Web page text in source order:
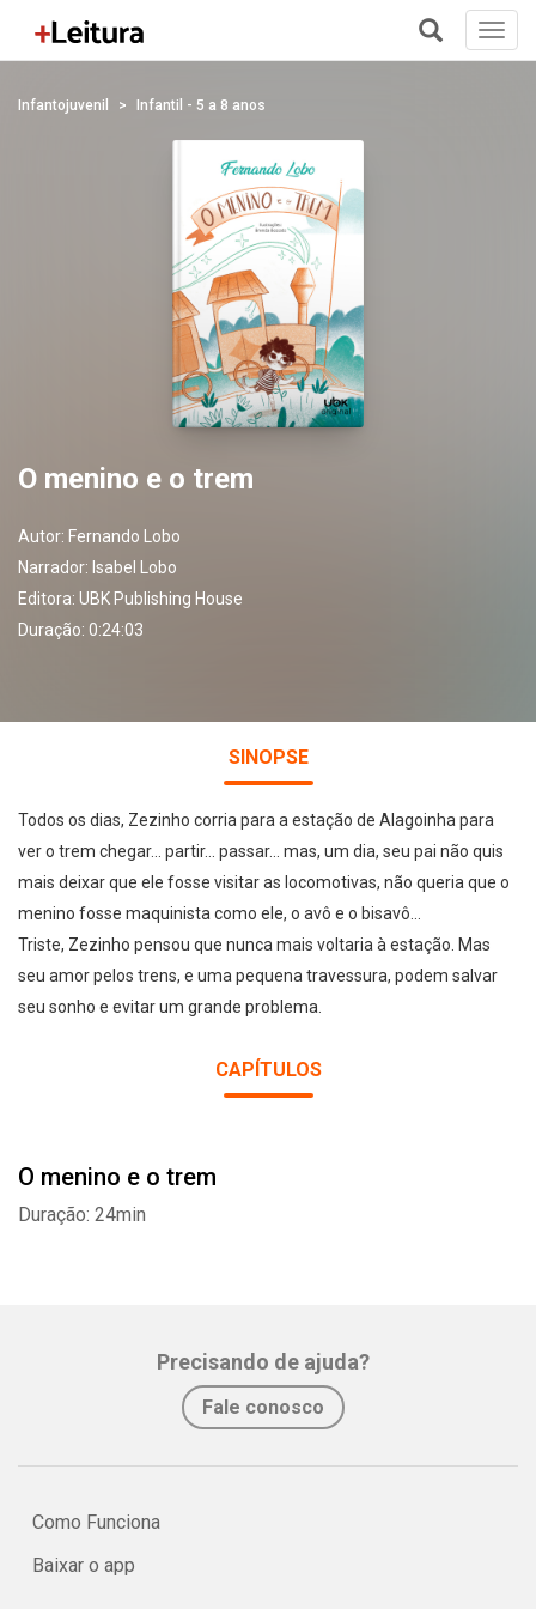
Infantojuvenil Infantil - 5 a 8 anos
O menino e o trem
Autor: Fernando Lobo
Narrador: Isabel Lobo
Editora: UBK Publishing House
Duração: 0:24:03
SINOPSE
Todos os dias, Zezinho corria para a estação de Alagoinha para
ver o trem chegar... partir... passar... mas, um dia, seu pai não quis
mais deixar que ele fosse visitar as locomotivas, não queria que o
menino fosse maquinista como ele, o avô e o bisavô...
Triste, Zezinho pensou que nunca mais voltaria à estação. Mas
seu amor pelos trens, e uma pequena travessura, podem salvar
seu sonho e evitar um grande problema.
CAPÍTULOS
O menino e o trem
Duração: 24min
Precisando de ajuda?
Fale conosco
Como Funciona
Baixar o app